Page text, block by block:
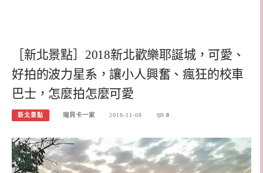
［新北景點］2018新北歡樂耶誕城，可愛、
好拍的波力星系，讓小人興奮、瘋狂的校車
巴士，怎麼拍怎麼可愛
新北景點 瑞貝卡一家 2018-11-08 0